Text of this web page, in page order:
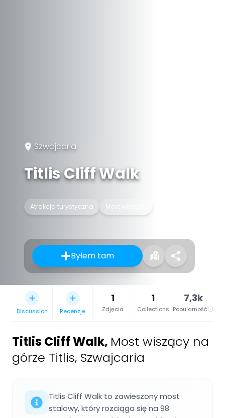
Szwajcaria
Titlis Cliff Walk
Atrakcja turystyczna Most wiszący
Byłem tam
Discussion Recenzje
1
Zdjęcia
1
Collections
7,3k
Popularność
Titlis Cliff Walk, Most wiszący na
górze Titlis, Szwajcaria
Titlis Cliff Walk to zawieszony most
stalowy, który rozciąga się na 98